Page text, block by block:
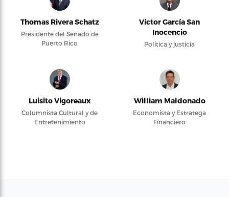
Thomas Rivera Schatz
Presidente del Senado de
Puerto Rico
Víctor García San
Inocencio
Política y justicia
Luisito Vigoreaux
Columnista Cultural y de
Entretenimiento
William Maldonado
Economista y Estratega
Financiero